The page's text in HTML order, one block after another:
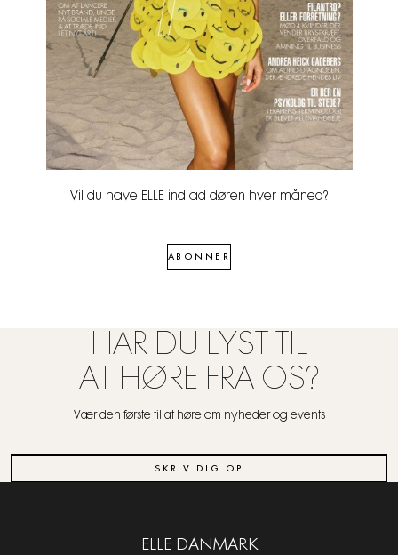
Vil du have ELLE ind ad døren hver måned?
ABONNER
HAR DU LYST TIL
AT HØRE FRA OS?
Vær den første til at høre om nyheder og events
SKRIV DIG OP
ELLE DANMARK